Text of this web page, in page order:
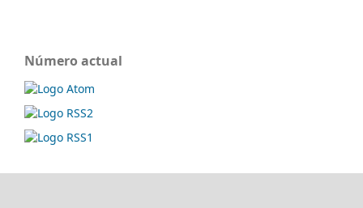
Número actual